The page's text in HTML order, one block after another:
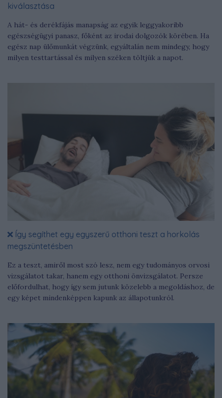
kiválasztása
A hát- és derékfájás manapság az egyik leggyakoribb
egészségügyi panasz, főként az irodai dolgozók körében. Ha
egész nap ülőmunkát végzünk, egyáltalán nem mindegy, hogy
milyen testtartással és milyen széken töltjük a napot.
Így segíthet egy egyszerű otthoni teszt a horkolás
megszüntetésben
Ez a teszt, amiről most szó lesz, nem egy tudományos orvosi
vizsgálatot takar, hanem egy otthoni önvizsgálatot. Persze
előfordulhat, hogy így sem jutunk közelebb a megoldáshoz, de
egy képet mindenképpen kapunk az állapotunkról.